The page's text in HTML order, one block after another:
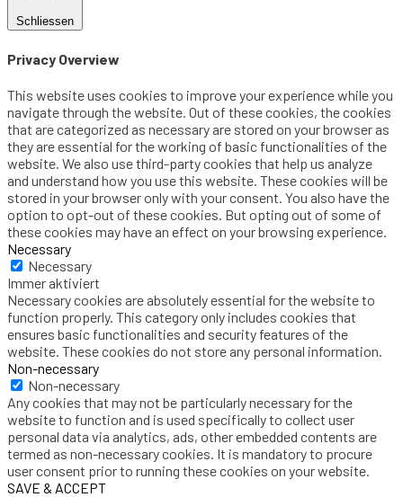
Schliessen
Privacy Overview
This website uses cookies to improve your experience while you
navigate through the website. Out of these cookies, the cookies
that are categorized as necessary are stored on your browser as
they are essential for the working of basic functionalities of the
website. We also use third-party cookies that help us analyze
and understand how you use this website. These cookies will be
stored in your browser only with your consent. You also have the
option to opt-out of these cookies. But opting out of some of
these cookies may have an effect on your browsing experience.
Necessary
Necessary
Immer aktiviert
Necessary cookies are absolutely essential for the website to
function properly. This category only includes cookies that
ensures basic functionalities and security features of the
website. These cookies do not store any personal information.
Non-necessary
Non-necessary
Any cookies that may not be particularly necessary for the
website to function and is used specifically to collect user
personal data via analytics, ads, other embedded contents are
termed as non-necessary cookies. It is mandatory to procure
user consent prior to running these cookies on your website.
SAVE & ACCEPT